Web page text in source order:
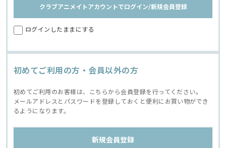
クラブアニメイトアカウントでログイン/新規会員登録
ログインしたままにする
初めてご利用の方・会員以外の方
初めてご利用のお客様は、こちらから会員登録を行ってください。
メールアドレスとパスワードを登録しておくと便利にお買い物ができ
るようになります。